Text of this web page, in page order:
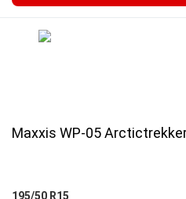
Maxxis WP-05
195/50 R15